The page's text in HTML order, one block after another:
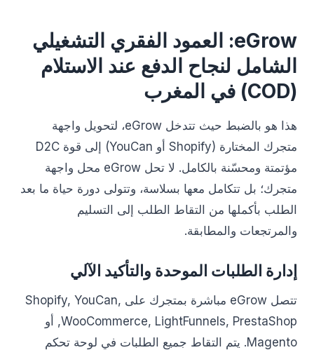
eGrow: العمود الفقري التشغيلي
الشامل لنجاح الدفع عند الاستلام
(COD) في المغرب
هذا هو بالضبط حيث تتدخل eGrow، لتحويل واجهة
متجرك المختارة (Shopify أو YouCan) إلى قوة D2C
مؤتمتة ومحسّنة بالكامل. لا تحل eGrow محل واجهة
متجرك؛ بل تتكامل معها بسلاسة، وتتولى دورة حياة ما بعد
الطلب بأكملها من التقاط الطلب إلى التسليم
والمرتجعات والمطابقة.
إدارة الطلبات الموحدة والتأكيد الآلي
تتصل eGrow مباشرة بمتجرك على Shopify, YouCan,
WooCommerce, LightFunnels, PrestaShop, أو
Magento. يتم التقاط جميع الطلبات في لوحة تحكم